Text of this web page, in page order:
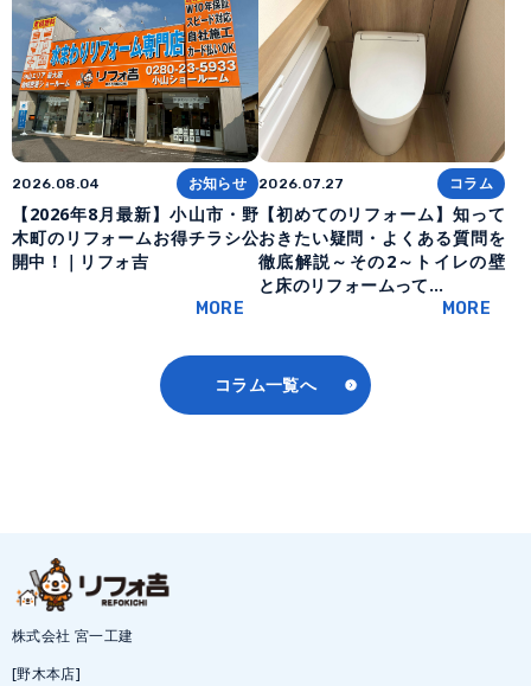
2026.08.04 お知らせ
【2026年8月最新】小山市・野
木町のリフォームお得チラシ公
開中！｜リフォ吉
MORE
2026.07.27 コラム
【初めてのリフォーム】知って
おきたい疑問・よくある質問を
徹底解説～その2～トイレの壁
と床のリフォームって…
MORE
コラム一覧へ
株式会社 宮一工建
[野木本店]